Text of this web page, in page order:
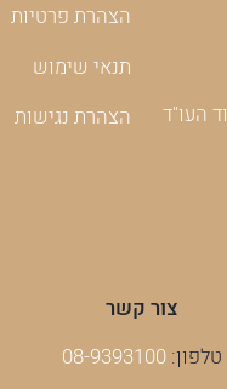
העו"ד
הצהרת פרטיות
תנאי שימוש
הצהרת נגישות
צור קשר
טלפון: 08-9393100